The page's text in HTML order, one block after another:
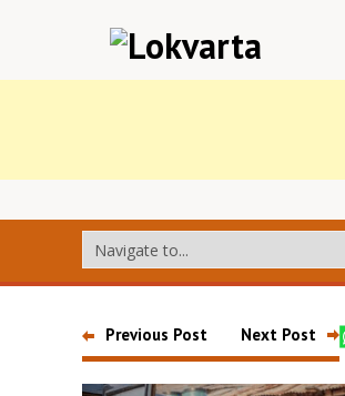
Previous Post Next Post